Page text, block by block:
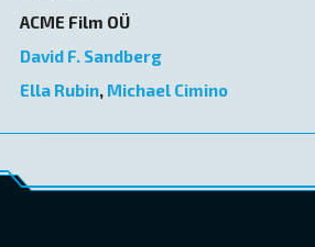
ACME Film OÜ
David F. Sandberg
Ella Rubin, Michael Cimino